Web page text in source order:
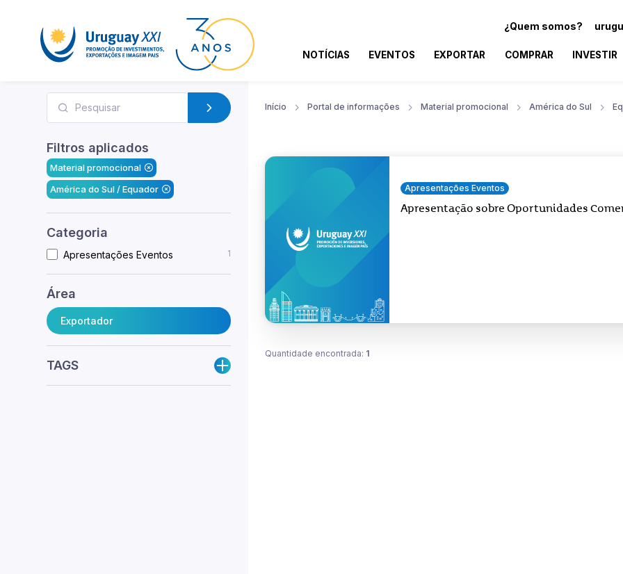
¿Quem somos?
NOTÍCIAS EVENTOS EXPORTAR COMPRAR INVESTIR
Filtros aplicados
Material promocional
América do Sul / Equador
Categoria
Apresentações Eventos 1
Área
Exportador
TAGS
Início Portal de informações Material promocional América do Sul
Apresentações Eventos
Apresentação sobre Oportunidades
Quantidade encontrada: 1